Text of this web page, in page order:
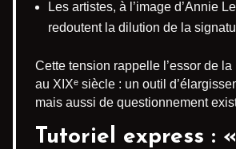
Les artistes, à l’image d’Annie
redoutent la dilution de la
Cette tension rappelle l’essor de
au XIXᵉ siècle : un outil
mais aussi de questionnement
Tutoriel express : «